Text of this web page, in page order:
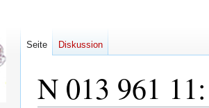
N 013 961
Seite Diskussion